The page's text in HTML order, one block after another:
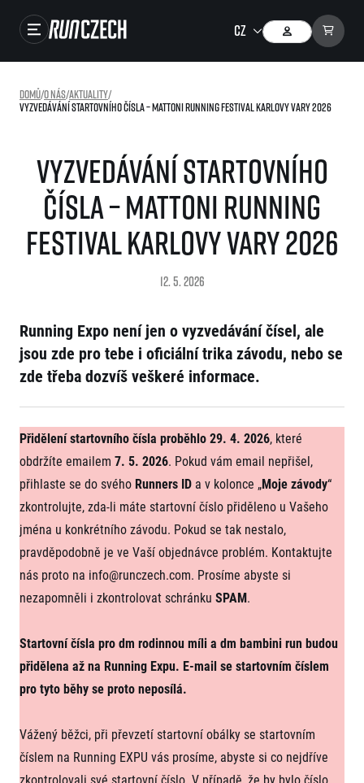
Výsledky
RunCzech Store
Running Mall
Běžecké série
Jak to funguje
Výsledky běžecké ligy
projekt SuperHalfs
SuperHalfs FAQ
EuroHeroes
Projekt EuroHeroes
EuroHeroes Challenge 2025
EuroHeroes Challenge 2024
EuroHeroes Challenge 2023
EuroHeroes Challenge 2019
Systém bodování
Napoli Running
O Napoli Running
Projekt RunCzech Halfs
Pro běžce
Pro závodníky
Pravidla a všeobecné informace
Vše k pojištění
Přeregistrace na jiného závodníka
Pověření k vyzvednutí čísla
Reklamace výsledků
Inspirace
Příběhy běžců
RunCzech Story
AIMS Race Calendar
Komunity
Prvoběžci
RunCzech Kings & Queens
dm rodinná míle
Český maratonský klub
RunCzech Pacers
Charita
Běžím pro stromy
Užitečné
O nás
Kontakt
Naši partneři
Historie
FAQ (Často kladené dotazy)
Oznámení fúze
Pro média
Aktuality
RunCzech
Domů/O nás/Aktuality/
Vyzvedávání startovního čísla – Mattoni Running Festival Karlovy Vary 2026
Vyzvedávání startovního
čísla – Mattoni Running
Festival Karlovy Vary 2026
12. 5. 2026
Running Expo není jen o vyzvedávání čísel, ale
jsou zde pro tebe i oficiální trika závodu, nebo se
zde třeba dozvíš veškeré informace.
Přidělení startovního čísla proběhlo 29. 4. 2026, které
obdržíte emailem 7. 5. 2026. Pokud vám email nepřišel,
přihlaste se do svého Runners ID a v kolonce „Moje závody“
zkontrolujte, zda-li máte startovní číslo přiděleno u Vašeho
jména u konkrétního závodu. Pokud se tak nestalo,
pravděpodobně je ve Vaší objednávce problém. Kontaktujte
nás proto na info@runczech.com. Prosíme abyste si
nezapomněli i zkontrolovat schránku SPAM.
Startovní čísla pro dm rodinnou míli a dm bambini run budou
přidělena až na Running Expu. E-mail se startovním číslem
pro tyto běhy se proto neposílá.
Vážený běžci, při převzetí startovní obálky se startovním
číslem na Running EXPU vás prosíme, abyste si co nejdříve
zkontrolovali své startovní číslo. V případě, že by bylo číslo